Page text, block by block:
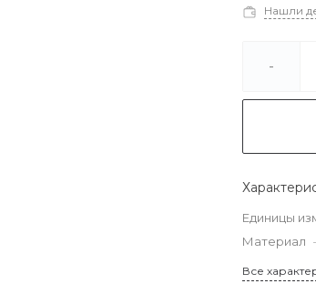
Нашли
-
Единицы
Материал
Все